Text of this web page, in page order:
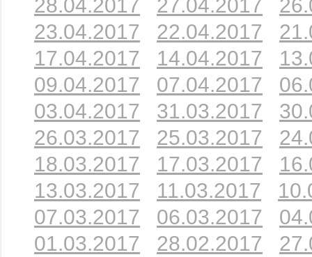
28.04.2017
27.04.2017
23.04.2017
22.04.2017
17.04.2017
14.04.2017
09.04.2017
07.04.2017
03.04.2017
31.03.2017
26.03.2017
25.03.2017
18.03.2017
17.03.2017
13.03.2017
11.03.2017
07.03.2017
06.03.2017
01.03.2017
28.02.2017